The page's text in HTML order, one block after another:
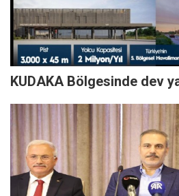
KUDAKA Bölgesinde dev